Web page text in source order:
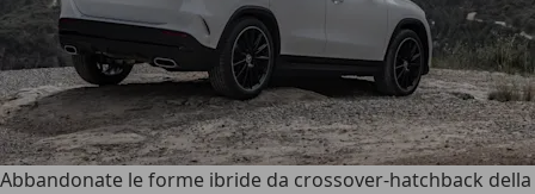
Abbandonate le forme ibride da crossover-hatchback della